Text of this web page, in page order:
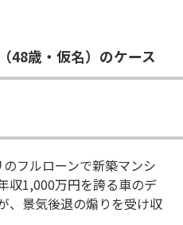
48歳・仮名）のケース
フルローンで新築マンシ
収1,000万円を誇る車のデ
、景気後退の煽りを受け収